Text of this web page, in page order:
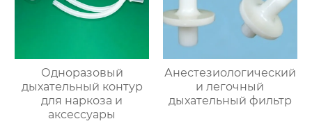
Одноразовый
дыхательный контур
для наркоза и
аксессуары
Анестезиологический
и легочный
дыхательный фильтр